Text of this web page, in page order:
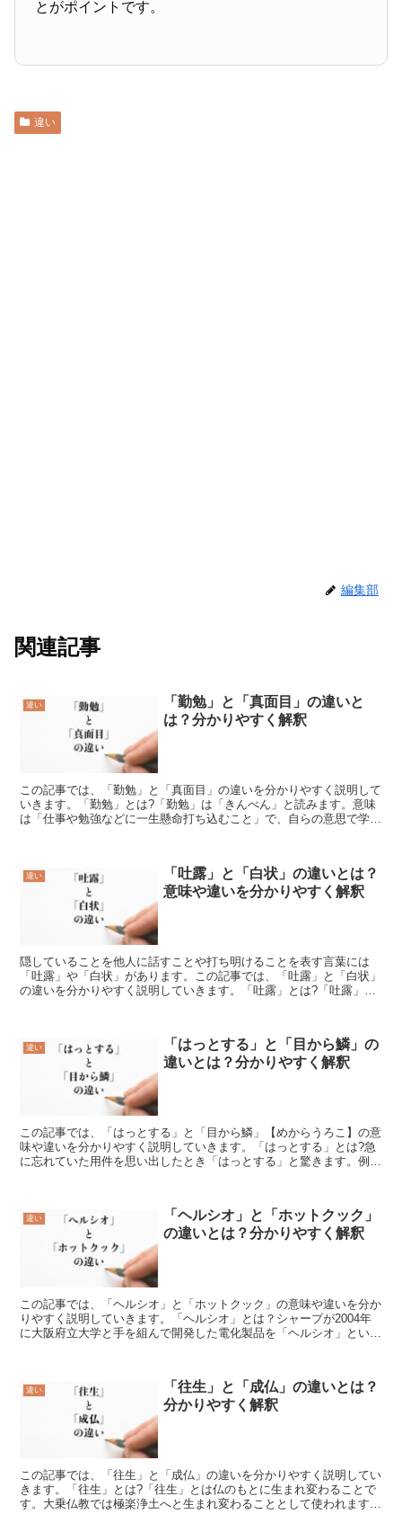
とがポイントです。
違い
編集部
関連記事
違い
「勤勉」と「真面目」の違いと
は？分かりやすく解釈
この記事では、「勤勉」と「真面目」の違いを分かりやすく説明して
いきます。「勤勉」とは?「勤勉」は「きんべん」と読みます。意味
は「仕事や勉強などに一生懸命打ち込むこと」で、自らの意思で学ん
違い
「吐露」と「白状」の違いとは？
意味や違いを分かりやすく解釈
隠していることを他人に話すことや打ち明けることを表す言葉には
「吐露」や「白状」があります。この記事では、「吐露」と「白状」
の違いを分かりやすく説明していきます。「吐露」とは?「吐露」は
違い
「はっとする」と「目から鱗」の
違いとは？分かりやすく解釈
この記事では、「はっとする」と「目から鱗」【めからうろこ】の意
味や違いを分かりやすく説明していきます。「はっとする」とは?急
に忘れていた用件を思い出したとき「はっとする」と驚きます。例え
違い
「ヘルシオ」と「ホットクック」
の違いとは？分かりやすく解釈
この記事では、「ヘルシオ」と「ホットクック」の意味や違いを分か
りやすく説明していきます。「ヘルシオ」とは？シャープが2004年
に大阪府立大学と手を組んで開発した電化製品を「ヘルシオ」といい
違い
「往生」と「成仏」の違いとは？
分かりやすく解釈
この記事では、「往生」と「成仏」の違いを分かりやすく説明してい
きます。「往生」とは?「往生」とは仏のもとに生まれ変わることで
す。大乗仏教では極楽浄土へと生まれ変わることとして使われます。